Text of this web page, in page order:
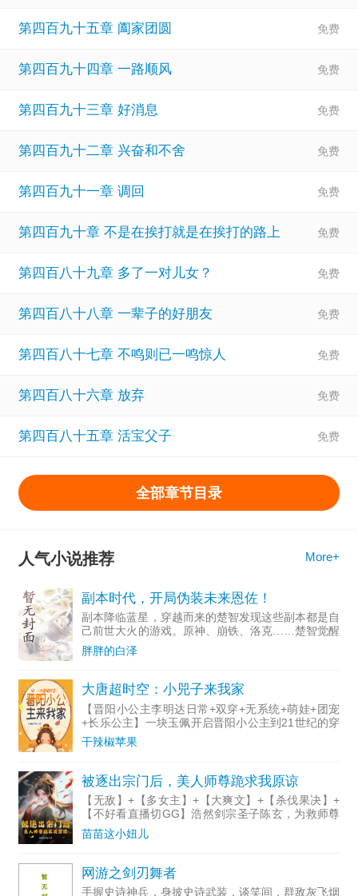
面对前夫哥的再次求复合，林稚的内心没有丝毫波澜。
可旁边对林稚虎视眈眈已久的却急了。
第四百九十五章 阖家团圆
第四百九十四章 一路顺风
第四百九十三章 好消息
第四百九十二章 兴奋和不舍
第四百九十一章 调回
第四百九十章 不是在挨打就是在挨打的路上
第四百八十九章 多了一对儿女？
第四百八十八章 一辈子的好朋友
第四百八十七章 不鸣则已一鸣惊人
第四百八十六章 放弃
第四百八十五章 活宝父子
全部章节目录
人气小说推荐 More+
副本时代，开局伪装未来恩佐！
副本降临蓝星，穿越而来的楚智发现这些副本都是自
己前世大火的游戏。原神、崩铁、洛克……楚智觉醒
继承天赋，可以继承前世自己的存档。第一个副本，
洛克王国。“恩佐，你要明白，雪莉老师是因为你太
胖胖的白泽
大唐超时空：小兕子来我家
【晋阳小公主李明达日常+双穿+无系统+萌娃+团宠
+长乐公主】一块玉佩开启晋阳小公主到21世纪的穿
越之旅。江南：谁家的娃？真可爱！糖果、蛋糕、小
汽车……别人家孩子有的咱也必须有。晋阳小公主：
干辣椒苹果
被逐出宗门后，美人师尊跪求我原谅
【无敌】+【多女主】+【大爽文】+【杀伐果决】+
【不好看直播切GG】浩然剑宗圣子陈玄，为救师尊
与师姐们舍命镇守玉女峰，自爆九品金丹沦为废人。
不曾想，这竟是一场针对他的大阴谋......面对未婚妻
苗苗这小妞儿
网游之剑刃舞者
手握史诗神兵，身披史诗武装，谈笑间，群敌灰飞烟